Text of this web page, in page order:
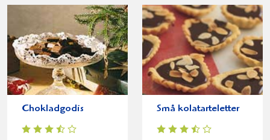
Chokladgodis Små kolatarteletter